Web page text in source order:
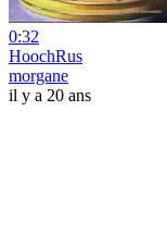
0:32
HoochRus
morgane
il y a 20 ans